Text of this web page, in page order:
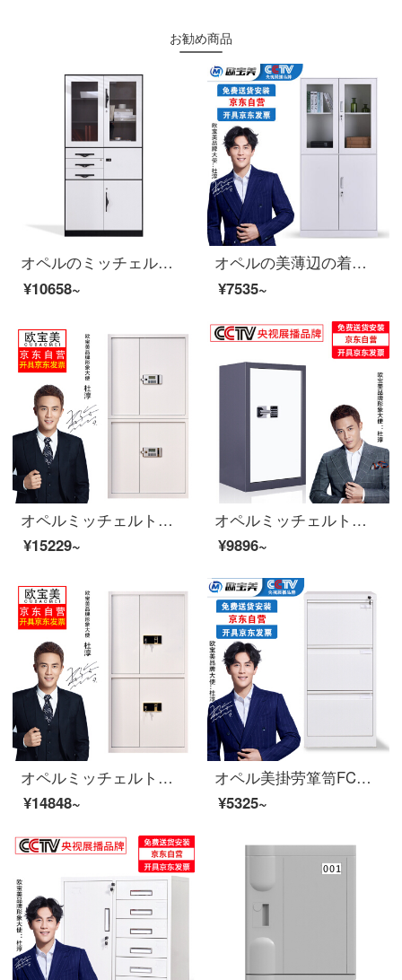
お勧め商品
オペルのミッチェルトオフィスのスチールケースの資料棚の新商品の分解と三保の棚があります。
¥10658~
オペルの美薄辺の着脱チェスト資料棚の書類棚の鋼製の鉄の皮の戸棚などのチェイスト
¥7535~
オペルミッチェルト電子チェイスファイルキャビネットのパスワードキャビネットの電子錠の分離式
¥15229~
オペルミッチェルト金庫のチェイスト資料守秘キャビネットの灰白色
¥9896~
オペルミッチェルトパスワードキャビネット大型電子チェースト引出し指紋ロック付き
¥14848~
オペル美掛劳箪笥FC吊り上げチェスト三斗カード箱立式引出し資料棚A 4鉄皮棚白加厚金
¥5325~